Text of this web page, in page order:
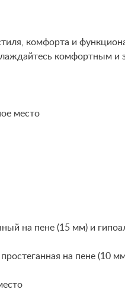
комфорта и
комфортным
место
на пене (15 мм) и
на пене (10